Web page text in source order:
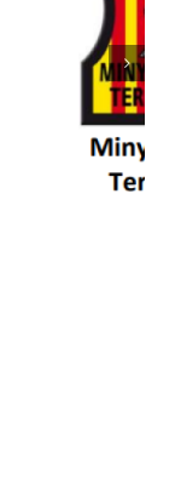
unieixen tradició i
colla a la Vall
Boí